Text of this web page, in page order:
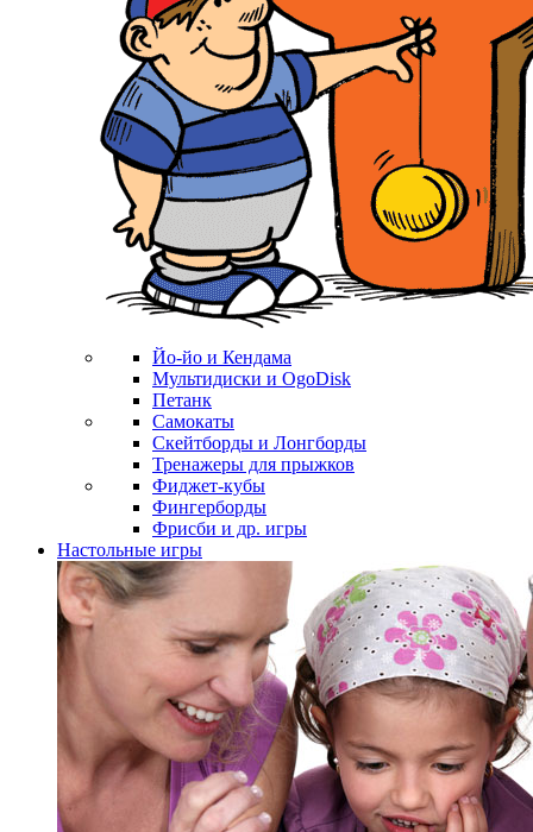
Йо-йо и Кендама
Мультидиски и OgoDisk
Петанк
Самокаты
Скейтборды и Лонгборды
Тренажеры для прыжков
Фиджет-кубы
Фингерборды
Фрисби и др. игры
Настольные игры